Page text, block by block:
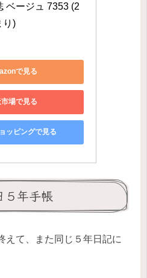
ベージュ 7353 (2
り)
で見る
場で見る
ッピングで見る
５年手帳
えて、また同じ５年日記に